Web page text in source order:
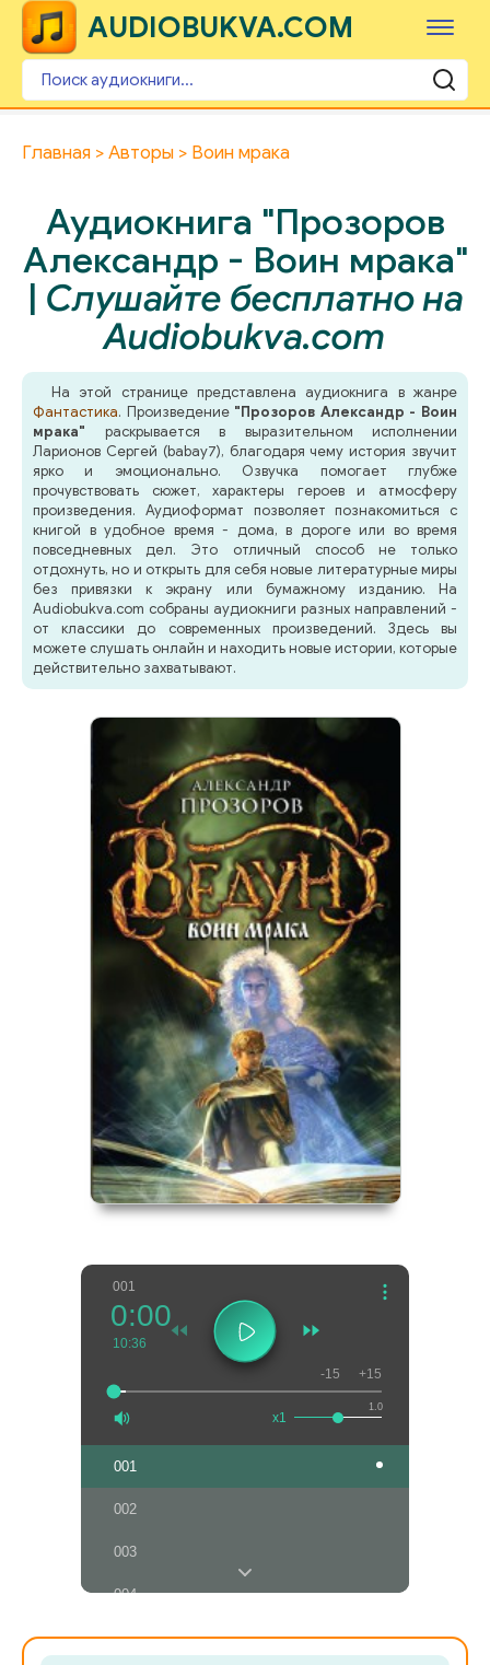
AUDIOBUKVA.COM
Главная Авторы Воин мрака
Аудиокнига "Прозоров
Александр - Воин мрака"
| Слушайте бесплатно на
Audiobukva.com
На этой странице представлена аудиокнига в жанре
Фантастика. Произведение "Прозоров Александр - Воин
мрака" раскрывается в выразительном исполнении
Ларионов Сергей (babay7), благодаря чему история звучит
ярко и эмоционально. Озвучка помогает глубже
прочувствовать сюжет, характеры героев и атмосферу
произведения. Аудиоформат позволяет познакомиться с
книгой в удобное время - дома, в дороге или во время
повседневных дел. Это отличный способ не только
отдохнуть, но и открыть для себя новые литературные миры
без привязки к экрану или бумажному изданию. На
Audiobukva.com собраны аудиокниги разных направлений -
от классики до современных произведений. Здесь вы
можете слушать онлайн и находить новые истории, которые
действительно захватывают.
001
0:00
10:36
1.0
x1
-15 +15
001
002
003
004
005